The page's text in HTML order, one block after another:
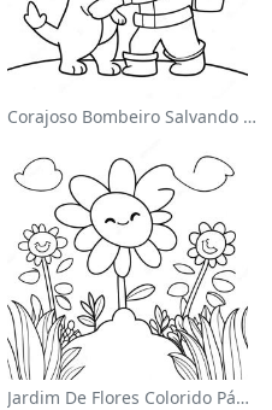
Corajoso Bombeiro Salvando Um Gato Página Para Colorir
Jardim De Flores Colorido Página Para Colorir